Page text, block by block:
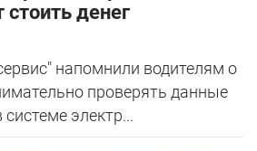
денег
напомнили водителям о
проверять данные
электр...